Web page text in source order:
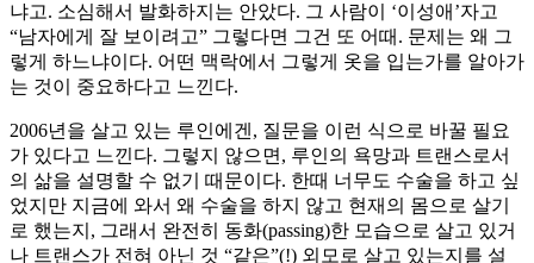
냐고. 소심해서 발화하지는 안았다. 그 사람이 ‘이성애’자고
“남자에게 잘 보이려고” 그렇다면 그건 또 어때. 문제는 왜 그
렇게 하느냐이다. 어떤 맥락에서 그렇게 옷을 입는가를 알아가
는 것이 중요하다고 느낀다.
2006년을 살고 있는 루인에겐, 질문을 이런 식으로 바꿀 필요
가 있다고 느낀다. 그렇지 않으면, 루인의 욕망과 트랜스로서
의 삶을 설명할 수 없기 때문이다. 한때 너무도 수술을 하고 싶
었지만 지금에 와서 왜 수술을 하지 않고 현재의 몸으로 살기
로 했는지, 그래서 완전히 동화(passing)한 모습으로 살고 있거
나 트랜스가 전혀 아닌 것 “같은”(!) 외모로 살고 있는지를 설